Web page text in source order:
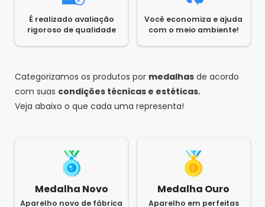
É realizado avaliação
rigoroso de qualidade
Você economiza e ajuda
com o meio ambiente!
Categorizamos os produtos por medalhas de acordo
com suas condições técnicas e estéticas.
Veja abaixo o que cada uma representa!
Medalha Novo
Aparelho novo de fábrica
Medalha Ouro
Aparelho em perfeitas